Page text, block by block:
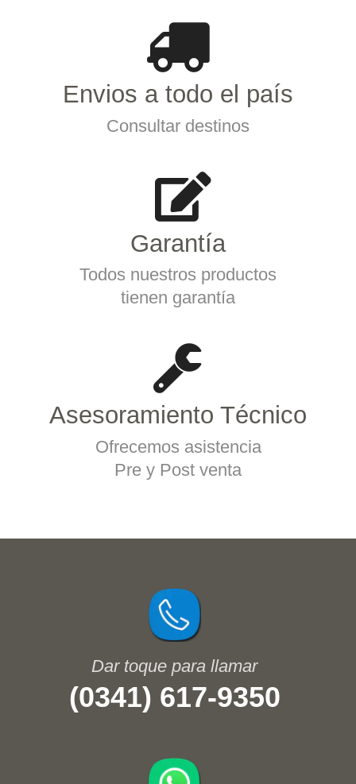
Envios a todo el país
Consultar destinos
Garantía
Todos nuestros productos
tienen garantía
Asesoramiento Técnico
Ofrecemos asistencia
Pre y Post venta
(0341) 617-9350